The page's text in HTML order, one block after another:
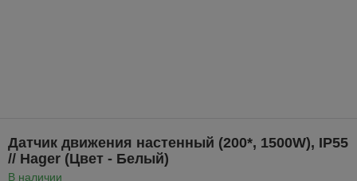
Датчик движения настенный (200*, 1500W), IP55
// Hager (Цвет - Белый)
В наличии